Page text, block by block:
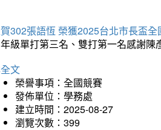
302張語恆 榮獲2025台北市長盃
級單打第三名、雙打第一名感謝
文
榮譽事項：全國競賽
發佈單位：學務處
建立時間：2025-08-27
瀏覽次數：399